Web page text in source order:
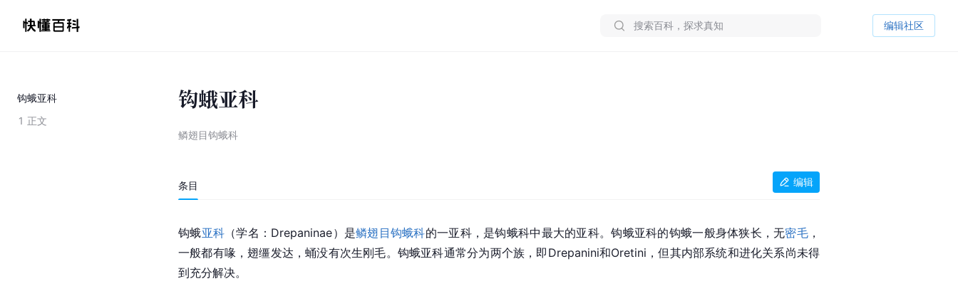
编辑社区
钩蛾亚科
1 正文
钩蛾亚科
鳞翅目钩蛾科
条目 编辑
钩蛾亚科 （学名：Drepaninae）是鳞翅目钩蛾科的一亚科，是钩蛾科中最大的亚科。钩蛾亚科的钩蛾一般身体狭长，无密毛 ，
一般都有喙，翅缰发达，蛹没有次生刚毛。钩蛾亚科通常分为两个族，即Drepanini和Oretini，但其内部系统和进化关系尚未得
到充分解决。